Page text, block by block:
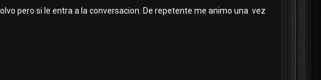
pero si le entra a la conversacion. De repetente me animo una vez